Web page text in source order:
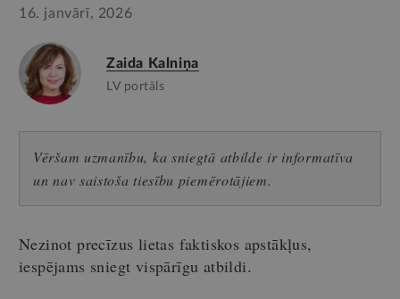
16. janvārī, 2026
Zaida Kalniņa
LV portāls
Vēršam uzmanību, ka sniegtā atbilde ir informatīva
un nav saistoša tiesību piemērotājiem.
Nezinot precīzus lietas faktiskos apstākļus,
iespējams sniegt vispārīgu atbildi.